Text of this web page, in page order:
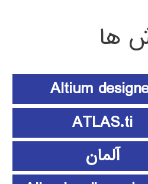
ها
Altium
ATLAS.ti
آلمان